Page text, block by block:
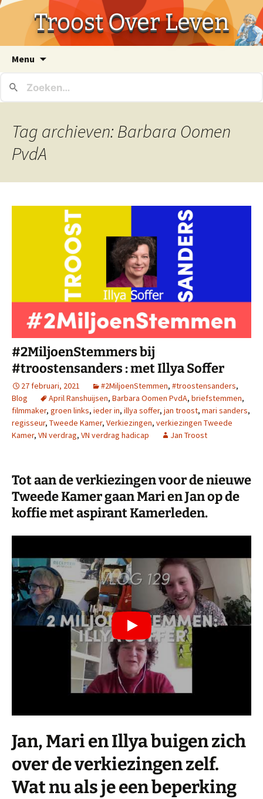
Troost Over Leven
Menu
inhoud
Tag archieven: Barbara Oomen
PvdA
#2MiljoenStemmers bij
#troostensanders : met Illya Soffer
27 februari, 2021 #2MiljoenStemmen, #troostensanders,
Blog
April Ranshuijsen, Barbara Oomen PvdA, briefstemmen,
filmmaker, groen links, ieder in, illya soffer, jan troost, mari sanders,
regisseur, Tweede Kamer, Verkiezingen, verkiezingen Tweede
Kamer, VN verdrag, VN verdrag hadicap Jan Troost
Tot aan de verkiezingen voor de nieuwe
Tweede Kamer gaan Mari en Jan op de
koffie met aspirant Kamerleden.
Jan, Mari en Illya buigen zich
over de verkiezingen zelf.
Wat nu als je een beperking